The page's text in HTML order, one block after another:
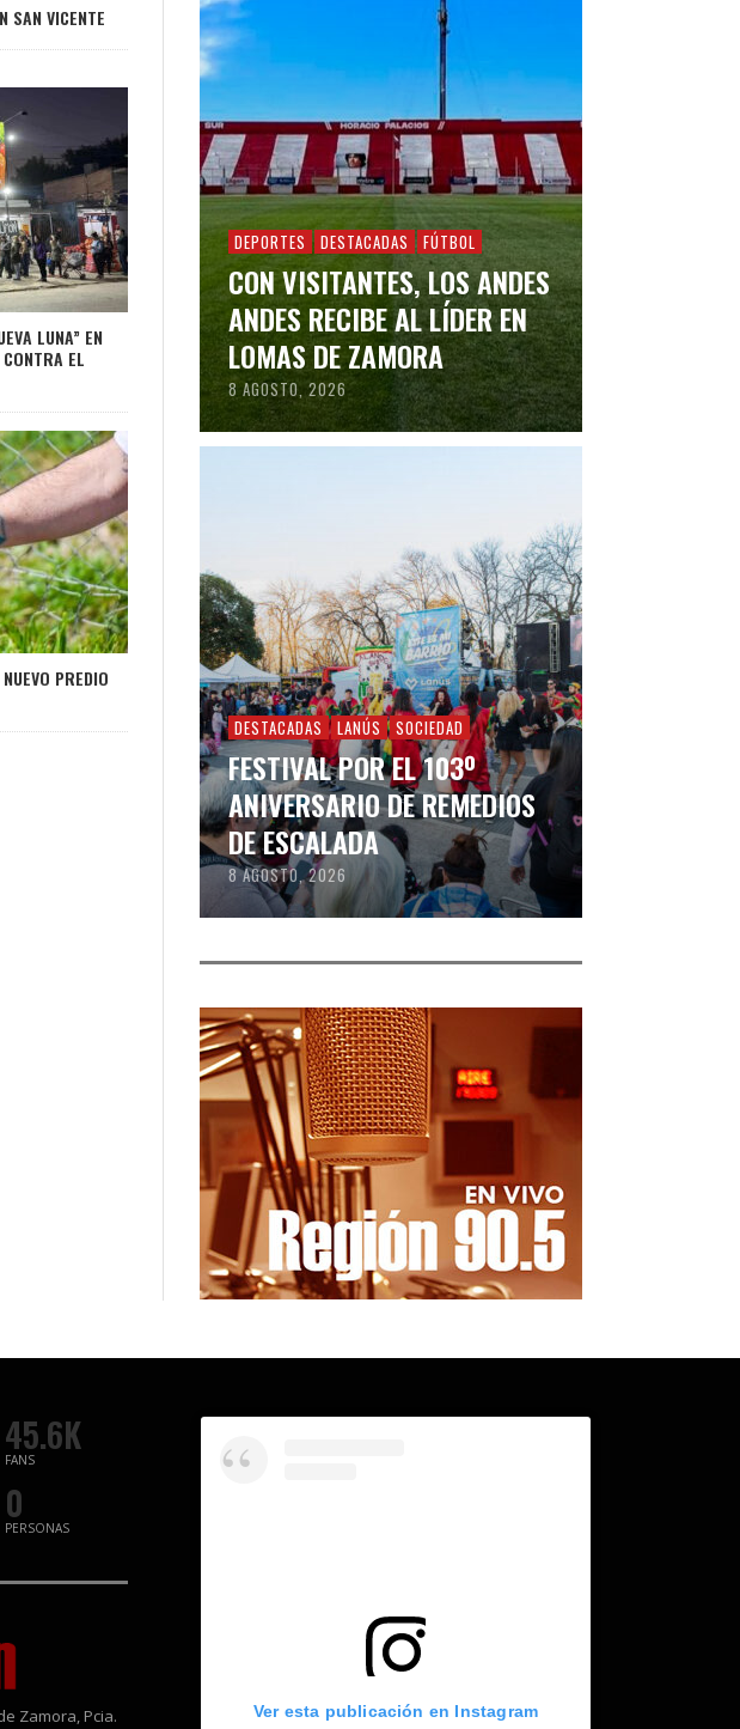
SAN VICENTE
LUNA” EN
EL
PREDIO
DEPORTES DESTACADAS FÚTBOL
CON VISITANTES, LOS ANDES
ANDES RECIBE AL LÍDER EN
LOMAS DE ZAMORA
8 AGOSTO, 2026
DESTACADAS LANÚS SOCIEDAD
FESTIVAL POR EL 103º
ANIVERSARIO DE REMEDIOS
DE ESCALADA
8 AGOSTO, 2026
45.6K
FANS
0
PERSONAS
Zamora, Pcia. Ver esta publicación en Instagram